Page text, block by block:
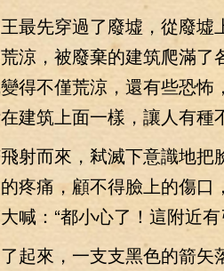
先穿過了廢墟，從廢墟
涼，被廢棄的建筑爬滿了
得不僅荒涼，還有些恐怖
建筑上面一樣，讓人有種
來，弒滅下意識地把臉
疼痛，顧不得臉上的傷口
喊：“都小心了！這附近有
來，一支支黑色的箭矢